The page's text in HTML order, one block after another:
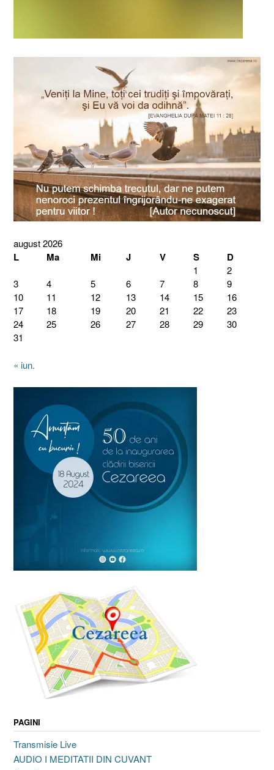
august 2026
L Ma Mi J V S D
1
2
3
4 5 6 7 8
9
10
11 12 13 14 15
16
17
18 19 20 21 22
23
24
25 26 27 28 29
30
31
« iun.
PAGINI
Transmisie Live
AUDIO I MEDITATII DIN CUVANT